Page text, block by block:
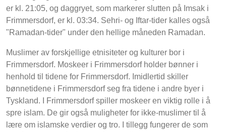
er kl. 21:05, og daggryet, som markerer slutten på Imsak i
Frimmersdorf, er kl. 03:34. Sehri- og Iftar-tider kalles også
"Ramadan-tider" under den hellige måneden Ramadan.
Muslimer av forskjellige etnisiteter og kulturer bor i
Frimmersdorf. Moskeer i Frimmersdorf holder bønner i
henhold til tidene for Frimmersdorf. Imidlertid skiller
bønnetidene i Frimmersdorf seg fra tidene i andre byer i
Tyskland. I Frimmersdorf spiller moskeer en viktig rolle i å
spre islam. De gir også muligheter for ikke-muslimer til å
lære om islamske verdier og tro. I tillegg fungerer de som